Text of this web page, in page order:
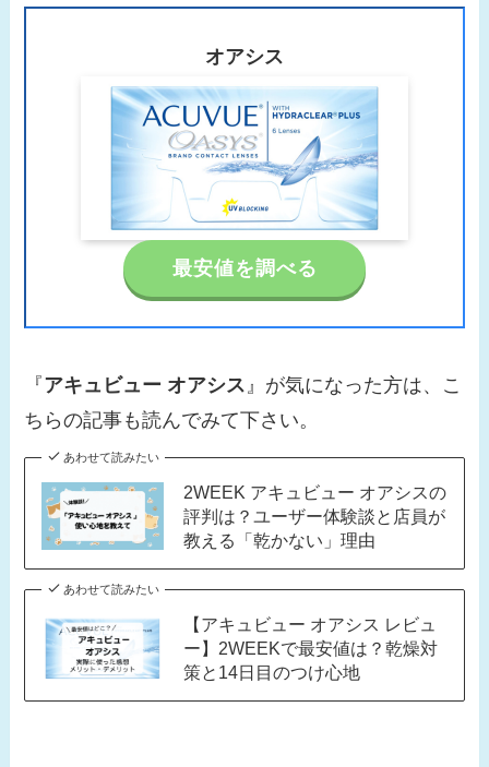
オアシス
最安値を調べる
『アキュビュー オアシス』が気になった方は、こ
ちらの記事も読んでみて下さい。
あわせて読みたい
2WEEK アキュビュー オアシスの
評判は？ユーザー体験談と店員が
教える「乾かない」理由
あわせて読みたい
【アキュビュー オアシス レビュ
ー】2WEEKで最安値は？乾燥対
策と14日目のつけ心地